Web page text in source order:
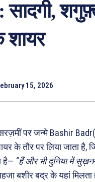
शायर
15, 2026
पर जन्मे Bashir
के तौर पर लिया जाता
है— “हैं और भी दुनिया में
बशीर बद्र के यहां